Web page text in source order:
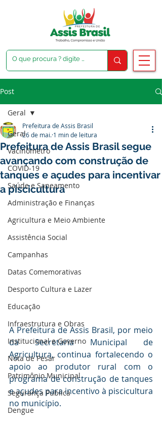
Post
Geral
Vacinômetro
COVID-19
Saúde e Saneamento
Administração e Finanças
Agricultura e Meio Ambiente
Assistência Social
Campanhas
Datas Comemorativas
Desporto Cultura e Lazer
Educação
Infraestrutura e Obras
Institucional e Governo
Nota de Pesar
Patrimônio Municipal
Segurança Publica
Dengue
Geral
Prefeitura de Assis Brasil segue
avançando com construção de
tanques e açudes para incentivar
a piscicultura
Prefeitura de Assis Brasil
26 de mai. 1 min de leitura
A Prefeitura de Assis Brasil, por meio
da Secretaria Municipal de
Agricultura, continua fortalecendo o
apoio ao produtor rural com o
programa de construção de tanques
e açudes para incentivo à piscicultura
no município.